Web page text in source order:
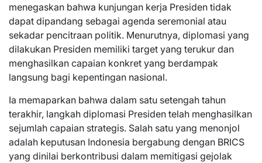
menegaskan bahwa kunjungan kerja Presiden tidak
dapat dipandang sebagai agenda seremonial atau
sekadar pencitraan politik. Menurutnya, diplomasi yang
dilakukan Presiden memiliki target yang terukur dan
menghasilkan capaian konkret yang berdampak
langsung bagi kepentingan nasional.
Ia memaparkan bahwa dalam satu setengah tahun
terakhir, langkah diplomasi Presiden telah menghasilkan
sejumlah capaian strategis. Salah satu yang menonjol
adalah keputusan Indonesia bergabung dengan BRICS
yang dinilai berkontribusi dalam memitigasi gejolak